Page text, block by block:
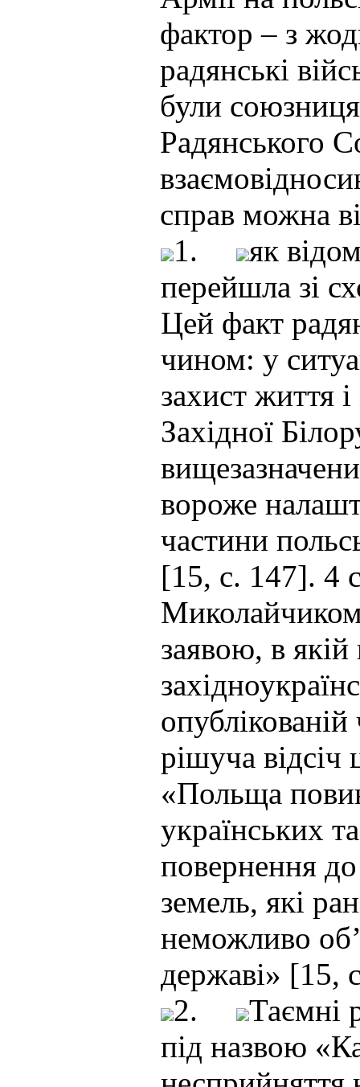
фактор – з
радянські
були
Радянського
справ можна
1.
як
перейшла зі
Цей факт
чином: у
захист життя
Західної
вороже
частини
[15, c. 147]. 4
заявою, в якій
рішуча
«Польща
українських
повернення
земель, які
неможливо
державі» [15,
2.
Таємні
під назвою